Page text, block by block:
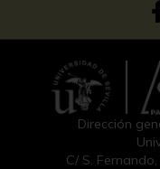
Dirección
C/ S.